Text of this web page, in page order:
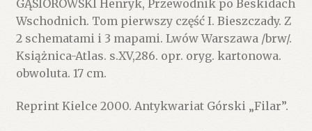
Bieszczady.
Z
2
schematami
i
mapami.
GĄSIOROWSKI Henryk, Przewodnik po Beskidach
Wschodnich. Tom pierwszy część I. Bieszczady. Z
2 schematami i 3 mapami. Lwów Warszawa /brw/.
Książnica-Atlas. s.XV,286. opr. oryg. kartonowa.
obwoluta. 17 cm.
Reprint Kielce 2000. Antykwariat Górski „Filar”.